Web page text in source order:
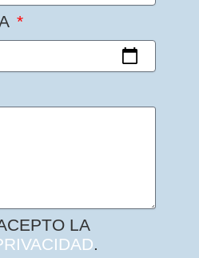
LA
.